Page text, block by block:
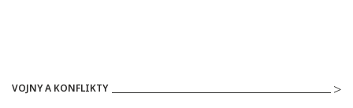
VOJNY A KONFLIKTY